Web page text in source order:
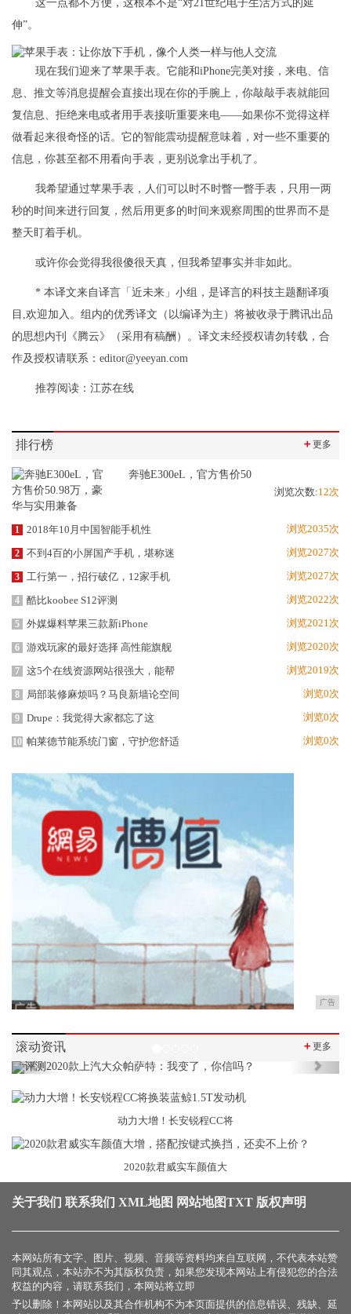
这一点都不方便，这根本不是“对21世纪电子生活方式的延
伸”。
现在我们迎来了苹果手表。它能和iPhone完美对接，来电、信
息、推文等消息提醒会直接出现在你的手腕上，你敲敲手表就能回
复信息、拒绝来电或者用手表接听重要来电——如果你不觉得这样
做看起来很奇怪的话。它的智能震动提醒意味着，对一些不重要的
信息，你甚至都不用看向手表，更别说拿出手机了。
我希望通过苹果手表，人们可以时不时瞥一瞥手表，只用一两
秒的时间来进行回复，然后用更多的时间来观察周围的世界而不是
整天盯着手机。
或许你会觉得我很傻很天真，但我希望事实并非如此。
* 本译文来自译言「近未来」小组，是译言的科技主题翻译项
目,欢迎加入。组内的优秀译文（以编译为主）将被收录于腾讯出品
的思想内刊《腾云》（采用有稿酬）。译文未经授权请勿转载，合
作及授权请联系：editor@yeeyan.com
推荐阅读： 江苏在线
排行榜 ＋更多
奔驰E300eL，官方售价50
浏览次数:12次
1 2018年10月中国智能手机性 浏览2035次
2 不到4百的小屏国产手机，堪称迷 浏览2027次
3 工行第一，招行破亿，12家手机 浏览2027次
4 酷比koobee S12评测 浏览2022次
5 外媒爆料苹果三款新iPhone 浏览2021次
6 游戏玩家的最好选择 高性能旗舰 浏览2020次
7 这5个在线资源网站很强大，能帮 浏览2019次
8 局部装修麻烦吗？马良新墙论空间 浏览0次
9 Drupe：我觉得大家都忘了这 浏览0次
10 帕莱德节能系统门窗，守护您舒适 浏览0次
广告
滚动资讯 ＋更多
Previous Next
动力大增！长安锐程CC将
2020款君威实车颜值大
关于我们 联系我们 XML地图 网站地图TXT 版权声明
本网站所有文字、图片、视频、音频等资料均来自互联网，不代表本站赞
同其观点，本站亦不为其版权负责，如果您发现本网站上有侵犯您的合法
权益的内容，请联系我们，本网站将立即
予以删除！本网站以及其合作机构不为本页面提供的信息错误、残缺、延